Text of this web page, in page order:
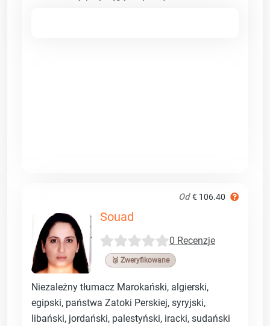
Od € 106.40
Souad
0 Recenzje
🥉 Zweryfikowane
Niezależny tłumacz Marokański, algierski,
egipski, państwa Zatoki Perskiej, syryjski,
libański, jordański, palestyński, iracki, sudański